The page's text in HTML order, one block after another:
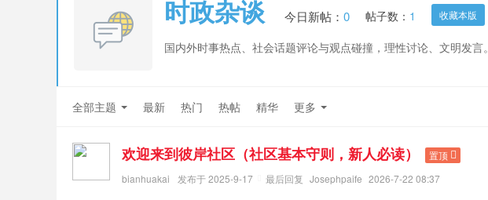
时政杂谈 今日新帖： 0 帖子数： 1 收藏本版
国内外时事热点、社会话题评论与观点碰撞，理性讨论、文明发言。
全部主题 最新 热门 热帖 精华 更多
欢迎来到彼岸社区（社区基本守则，新人必读）
置顶
bianhuakai
发布于 2025-9-17 最后回复 Josephpaife 2026-7-22 08:37